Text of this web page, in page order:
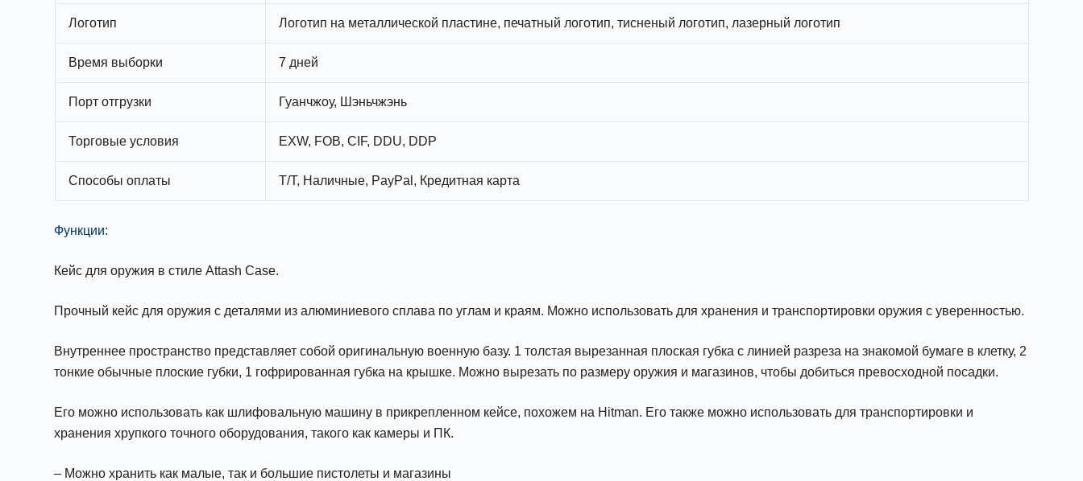
Логотип Логотип на металлической пластине, печатный логотип, тисненый логотип, лазерный логотип
Время выборки 7 дней
Порт отгрузки Гуанчжоу, Шэньчжэнь
Торговые условия EXW, FOB, CIF, DDU, DDP
Способы оплаты T/T, Наличные, PayPal, Кредитная карта
Функции:
Кейс для оружия в стиле Attash Case.
Прочный кейс для оружия с деталями из алюминиевого сплава по углам и краям. Можно использовать для хранения и транспортировки оружия с уверенностью.
Внутреннее пространство представляет собой оригинальную военную базу. 1 толстая вырезанная плоская губка с линией разреза на знакомой бумаге в клетку, 2
тонкие обычные плоские губки, 1 гофрированная губка на крышке. Можно вырезать по размеру оружия и магазинов, чтобы добиться превосходной посадки.
Его можно использовать как шлифовальную машину в прикрепленном кейсе, похожем на Hitman. Его также можно использовать для транспортировки и
хранения хрупкого точного оборудования, такого как камеры и ПК.
– Можно хранить как малые, так и большие пистолеты и магазины